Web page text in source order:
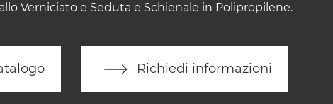
Verniciato e Seduta e Schienale in Polipropilene.
Richiedi informazioni